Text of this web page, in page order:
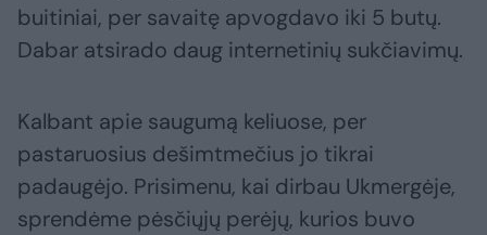
buitiniai, per savaitę apvogdavo iki 5 butų.
Dabar atsirado daug internetinių sukčiavimų.
Kalbant apie saugumą keliuose, per
pastaruosius dešimtmečius jo tikrai
padaugėjo. Prisimenu, kai dirbau Ukmergėje,
sprendėme pėsčiųjų perėjų, kurios buvo